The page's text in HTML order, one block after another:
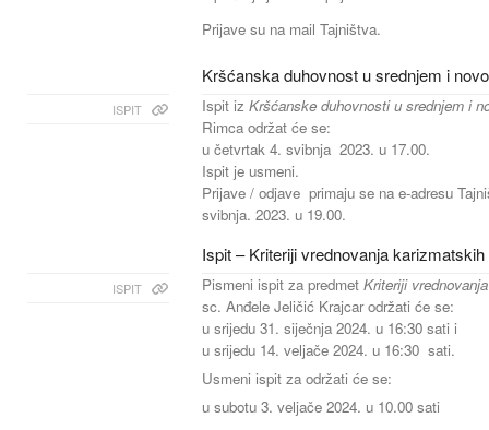
Prijave su na mail Tajništva.
Kršćanska duhovnost u srednjem i
ISPIT Ispit iz Kršćanske duhovnosti u srednjem i
Rimca održat će se:
u četvrtak 4. svibnja 2023. u 17.00.
Ispit je usmeni.
Prijave / odjave primaju se na e-adresu
svibnja. 2023. u 19.00.
Ispit – Kriteriji vrednovanja
ISPIT Pismeni ispit za predmet Kriteriji
sc. Anđele Jeličić Krajcar održati će se:
u srijedu 31. siječnja 2024. u 16:30 sati i
u srijedu 14. veljače 2024. u 16:30 sati.
Usmeni ispit za održati će se:
u subotu 3. veljače 2024. u 10.00 sati